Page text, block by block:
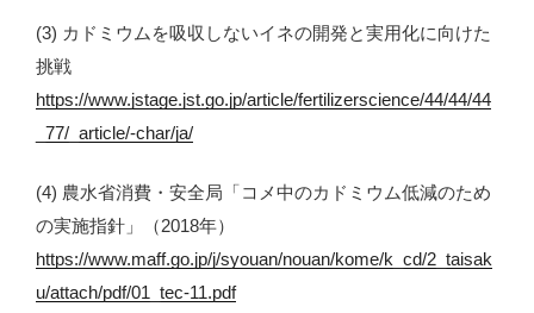
(3) カドミウムを吸収しないイネの開発と実用化に向けた
挑戦
https://www.jstage.jst.go.jp/article/fertilizerscience/44/44/44
_77/_article/-char/ja/
(4) 農水省消費・安全局「コメ中のカドミウム低減のため
の実施指針」（2018年）
https://www.maff.go.jp/j/syouan/nouan/kome/k_cd/2_taisak
u/attach/pdf/01_tec-11.pdf